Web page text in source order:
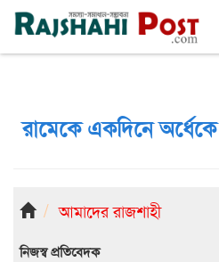
রাজশাহী শনিবার, ৮ই আগস্ট ২০২৬, ২৫শে
রামেকে একদিনে
আমাদের রাজশাহী
নিজস্ব প্রতিবেদক